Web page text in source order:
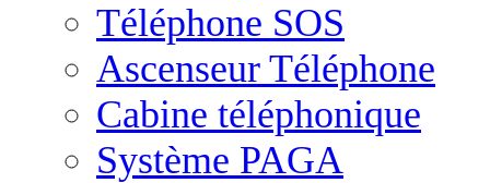
Téléphone SOS
Ascenseur Téléphone
Cabine téléphonique
Système PAGA